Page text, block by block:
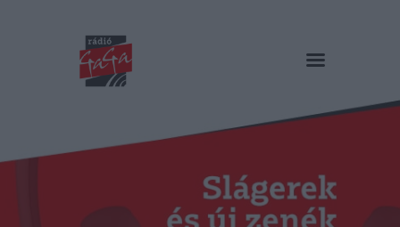
RÁDIÓ GAGA
Műsorok
Duma Duba